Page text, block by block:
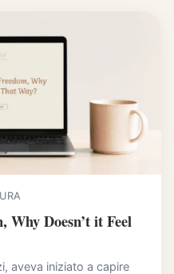
Why Doesn’t it Feel
aveva iniziato a capire